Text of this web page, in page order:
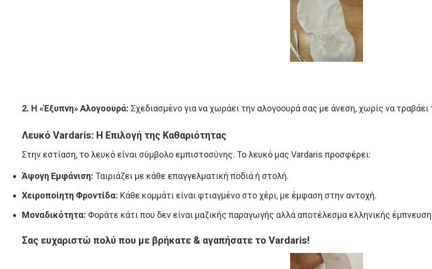
2. Η «Έξυπνη» Αλογοουρά: Σχεδιασμένο για να χωράει την αλογοουρά σας με άνεση, χωρίς να
Λευκό Vardaris: Η Επιλογή της Καθαριότητας
Στην εστίαση, το λευκό είναι σύμβολο εμπιστοσύνης. Το λευκό μας Vardaris προσφέρει:
Άψογη Εμφάνιση: Ταιριάζει με κάθε επαγγελματική ποδιά ή στολή.
Χειροποίητη Φροντίδα: Κάθε κομμάτι είναι φτιαγμένο στο χέρι, με έμφαση στην αντοχή.
Μοναδικότητα: Φοράτε κάτι που δεν είναι μαζικής παραγωγής αλλά αποτέλεσμα ελληνικής
Σας ευχαριστώ πολύ που με βρήκατε & αγαπήσατε το Vardaris!